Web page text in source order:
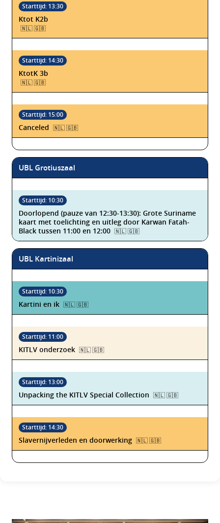
Ktot K2b
🇳🇱 🇬🇧
KtotK 3b
🇳🇱 🇬🇧
Canceled 🇳🇱 🇬🇧
UBL Grotiuszaal
Doorlopend (pauze van 12:30-13:30): Grote Suriname
kaart met toelichting en uitleg door Karwan Fatah-
Black tussen 11:00 en 12:00 🇳🇱 🇬🇧
UBL Kartinizaal
Kartini en ik 🇳🇱 🇬🇧
KITLV onderzoek 🇳🇱 🇬🇧
Unpacking the KITLV Special Collection 🇳🇱 🇬🇧
Slavernijverleden en doorwerking 🇳🇱 🇬🇧